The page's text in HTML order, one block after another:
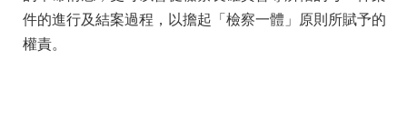
件的進行及結案過程，以擔起「檢察一體」原則所賦予的
權責。